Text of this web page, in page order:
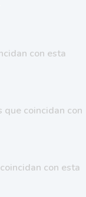
con esta
que coincidan con
con esta